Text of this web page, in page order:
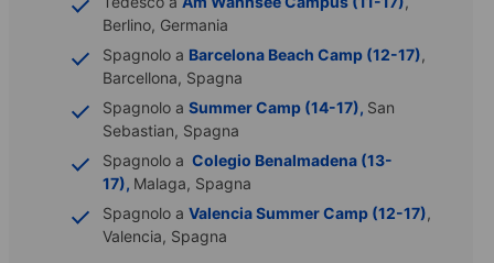
Berlino, Germania
Spagnolo a Barcelona Beach Camp (12-17),
Barcellona, Spagna
Spagnolo a Summer Camp (14-17), San
Sebastian, Spagna
Spagnolo a Colegio Benalmadena (13-
17), Malaga, Spagna
Spagnolo a Valencia Summer Camp (12-17),
Valencia, Spagna